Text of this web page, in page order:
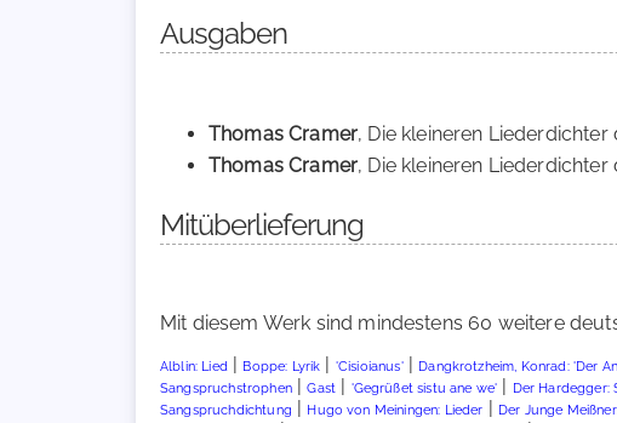
Ausgaben
Thomas Cramer, Die kleineren Liederdichter
Thomas Cramer, Die kleineren Liederdichter
Mitüberlieferung
Mit diesem Werk sind mindestens 60 weitere
Alblin: Lied| Boppe: Lyrik | 'Cisioianus'| Dangkrotzheim, Konrad: 'Der
Sangspruchstrophen|Gast | 'Gegrüßet sistu ane we' | Der Hardegger:
Sangspruchdichtung | Hugo von Meiningen: Lieder | Der Junge